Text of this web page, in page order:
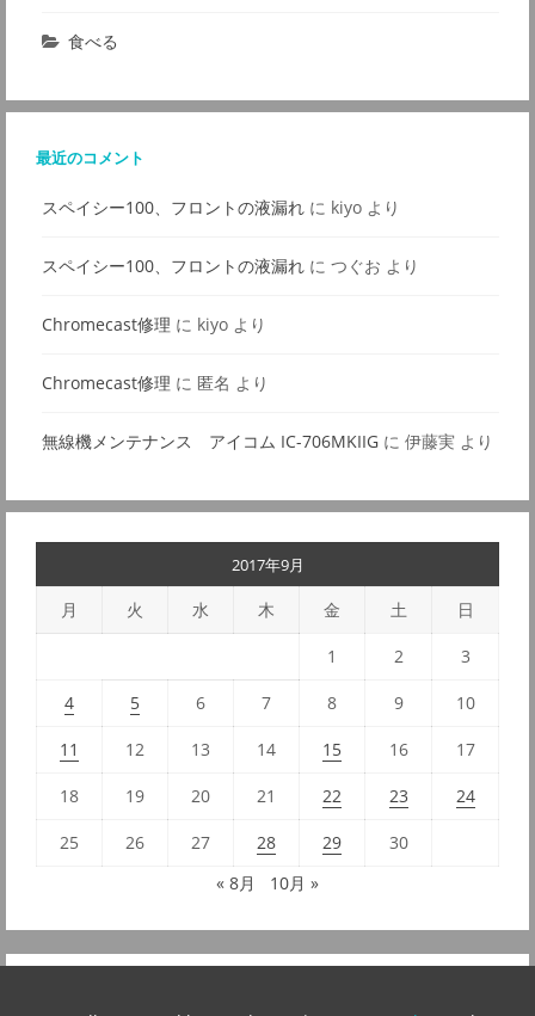
食べる
最近のコメント
スペイシー100、フロントの液漏れ に kiyo より
スペイシー100、フロントの液漏れ に つぐお より
Chromecast修理 に kiyo より
Chromecast修理 に 匿名 より
無線機メンテナンス アイコム IC-706MKIIG に 伊藤実 より
2017年9月
月 火 水 木 金 土 日
1 2 3
4 5 6 7 8 9 10
11 12 13 14 15 16 17
18 19 20 21 22 23 24
25 26 27 28 29
30
« 8月
10月 »